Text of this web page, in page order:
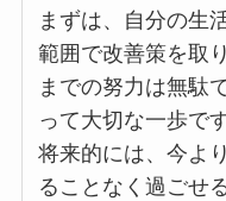
まずは、自分の生
範囲で改善策を取
までの努力は無駄
って大切な一歩です
将来的には、今よ
ることなく過ごせ